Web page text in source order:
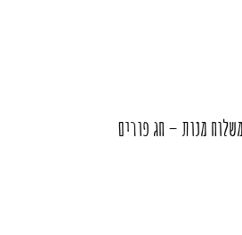
מנות – חג פורים